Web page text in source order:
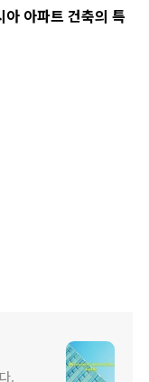
아 아파트 건축의 특
.